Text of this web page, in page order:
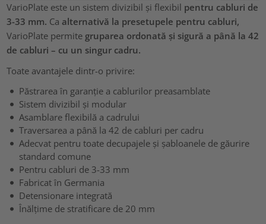
VarioPlate este un sistem divizibil și flexibil pentru cabluri de
3-33 mm. Ca alternativă la presetupele pentru cabluri,
VarioPlate permite gruparea ordonată și sigură a până la 42
de cabluri – cu un singur cadru.
Toate avantajele dintr-o privire:
Păstrarea în garanție a cablurilor preasamblate
Sistem divizibil și modular
Asamblare flexibilă a cadrului
Traversarea a până la 42 de cabluri per cadru
Adecvat pentru toate decupajele și șabloanele de găurire
standard comune
Pentru cabluri de 3-33 mm
Fabricat în Germania
Detensionare integrată
Înălțime de stratificare de 20 mm